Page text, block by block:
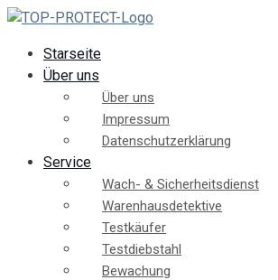
Starseite
Über uns
Über uns
Impressum
Datenschutzerklärung
Service
Wach- & Sicherheitsdienst
Warenhausdetektive
Testkäufer
Testdiebstahl
Bewachung